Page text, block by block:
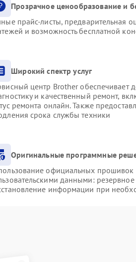
Прозрачное ценообразование и
прайс-листы, предварительная
и возможность бесплатной
Широкий спектр услуг
центр Brother обеспечивает
и качественный ремонт,
ремонта онлайн. Также
срока службы техники
Оригинальные программные
официальных прошивок
данными:
информации при